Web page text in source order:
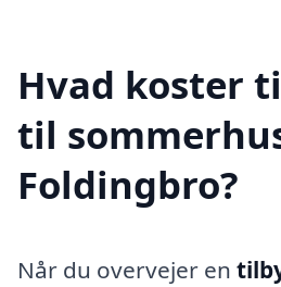
Hvad koster
til
Foldingbro?
Når du overvejer en